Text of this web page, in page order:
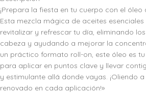
¡Prepara la fiesta en tu cuerpo con el
Esta mezcla mágica de aceites
revitalizar y refrescar tu día, eliminando
cabeza y ayudando a mejorar la
un práctico formato roll-on, este óleo es
para aplicar en puntos clave y llevar
y estimulante allá donde vayas. ¡Oliendo
renovado en cada aplicación!»